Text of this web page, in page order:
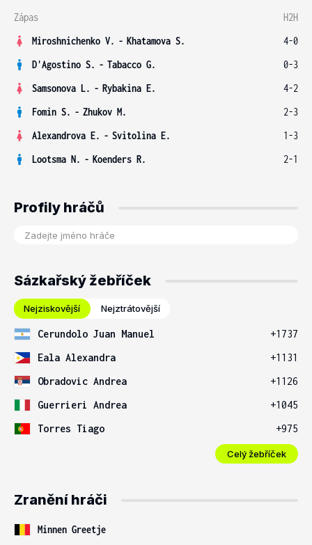
Zápas
H2H
Miroshnichenko V. - Khatamova S.
4-0
D'Agostino S. - Tabacco G.
0-3
Samsonova L. - Rybakina E.
4-2
Fomin S. - Zhukov M.
2-3
Alexandrova E. - Svitolina E.
1-3
Lootsma N. - Koenders R. 2-1
Profily hráčů
Sázkařský žebříček
Nejziskovější Nejztrátovější
Cerundolo Juan Manuel
+1737
Eala Alexandra
+1131
Obradovic Andrea
+1126
Guerrieri Andrea
+1045
Torres Tiago
+975
Celý žebříček
Zranění hráči
Minnen Greetje